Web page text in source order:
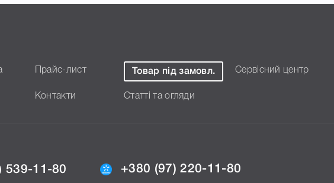
Прайс-лист Товар під замовл. Сервісний центр
Контакти Статті та огляди
539-11-80 +380 (97) 220-11-80